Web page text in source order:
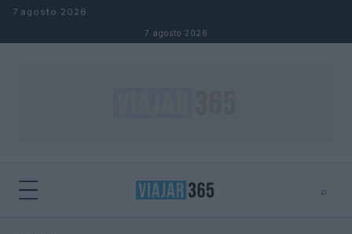
Saltar al contenido
7 agosto 2026
7 agosto 2026
⌕